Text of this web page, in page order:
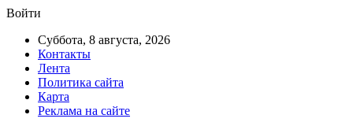
Войти
Суббота, 8 августа, 2026
Контакты
Лента
Политика сайта
Карта
Реклама на сайте